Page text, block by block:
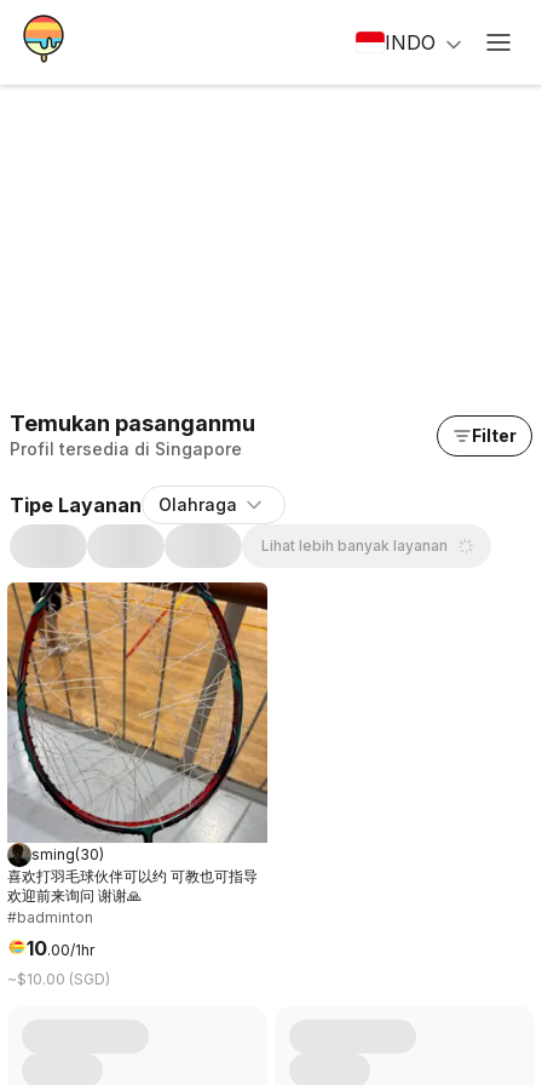
INDO
Temukan pasanganmu
Profil tersedia di Singapore
Filter
Tipe Layanan Olahraga
Lihat lebih banyak layanan
sming(30)
喜欢打羽毛球伙伴可以约 可教也可指导
欢迎前来询问 谢谢🙏
#badminton
10.00/1hr
~$10.00 (SGD)